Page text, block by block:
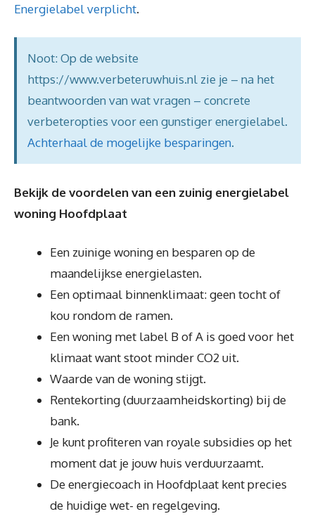
Energielabel verplicht.
Noot: Op de website
https://www.verbeteruwhuis.nl zie je – na het
beantwoorden van wat vragen – concrete
verbeteropties voor een gunstiger energielabel.
Achterhaal de mogelijke besparingen.
Bekijk de voordelen van een zuinig energielabel
woning Hoofdplaat
Een zuinige woning en besparen op de
maandelijkse energielasten.
Een optimaal binnenklimaat: geen tocht of
kou rondom de ramen.
Een woning met label B of A is goed voor het
klimaat want stoot minder CO2 uit.
Waarde van de woning stijgt.
Rentekorting (duurzaamheidskorting) bij de
bank.
Je kunt profiteren van royale subsidies op het
moment dat je jouw huis verduurzaamt.
De energiecoach in Hoofdplaat kent precies
de huidige wet- en regelgeving.